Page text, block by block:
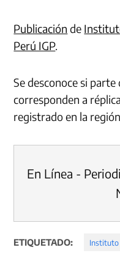
Publicación de
Perú IGP.
Se desconoce si
corresponden a
registrado en la
En Línea -
ETIQUETADO: Instituto